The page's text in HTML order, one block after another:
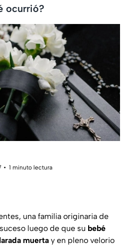
ocurrió?
1 minuto lectura
una familia originaria de
luego de que su bebé
muerta y en pleno velorio